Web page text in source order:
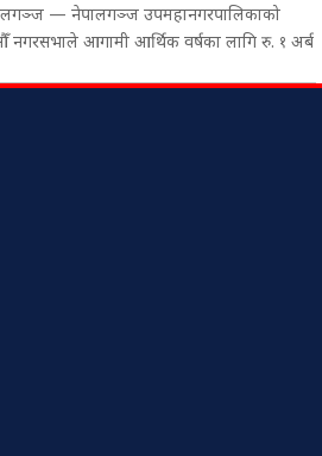
— नेपालगञ्ज उपमहानगरपालिकाको
नगरसभाले आगामी आर्थिक वर्षका लागि रु. १ अर्ब